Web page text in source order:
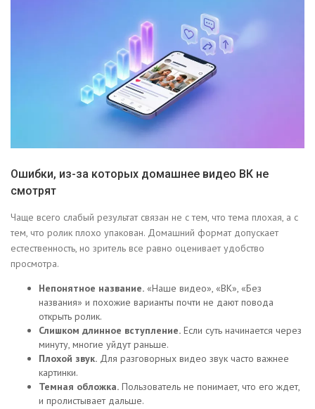
Ошибки, из-за которых домашнее видео ВК не
смотрят
Чаще всего слабый результат связан не с тем, что тема плохая, а с
тем, что ролик плохо упакован. Домашний формат допускает
естественность, но зритель все равно оценивает удобство
просмотра.
Непонятное название. «Наше видео», «ВК», «Без
названия» и похожие варианты почти не дают повода
открыть ролик.
Слишком длинное вступление. Если суть начинается через
минуту, многие уйдут раньше.
Плохой звук. Для разговорных видео звук часто важнее
картинки.
Темная обложка. Пользователь не понимает, что его ждет,
и пролистывает дальше.